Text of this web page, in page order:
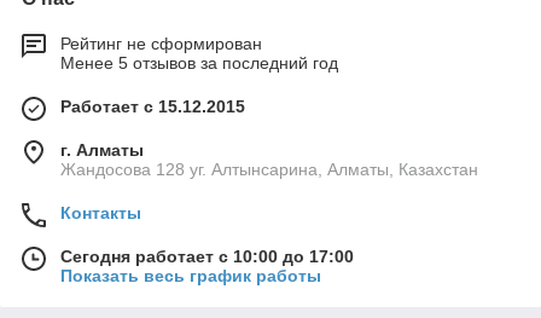
Рейтинг не сформирован
Менее 5 отзывов за последний год
Работает с 15.12.2015
г. Алматы
Жандосова 128 уг. Алтынсарина, Алматы, Казахстан
Контакты
Сегодня работает с 10:00 до 17:00
Показать весь график работы